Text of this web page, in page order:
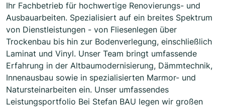
Ihr Fachbetrieb für hochwertige Renovierungs- und
Ausbauarbeiten. Spezialisiert auf ein breites Spektrum
von Dienstleistungen - von Fliesenlegen über
Trockenbau bis hin zur Bodenverlegung, einschließlich
Laminat und Vinyl. Unser Team bringt umfassende
Erfahrung in der Altbaumodernisierung, Dämmtechnik,
Innenausbau sowie in spezialisierten Marmor- und
Natursteinarbeiten ein. Unser umfassendes
Leistungsportfolio Bei Stefan BAU legen wir großen